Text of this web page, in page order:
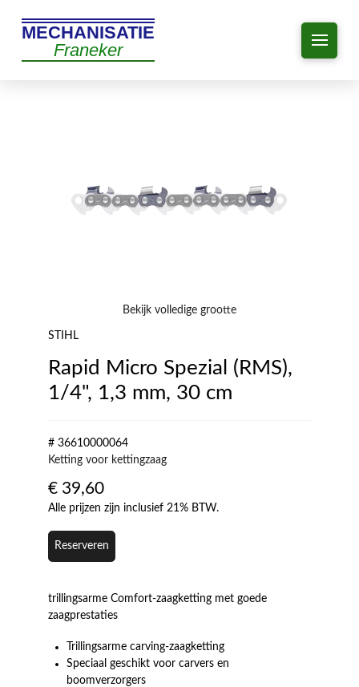
MECHANISATIE
Franeker
Bekijk volledige grootte
STIHL
Rapid Micro Spezial (RMS),
1/4", 1,3 mm, 30 cm
# 36610000064
Ketting voor kettingzaag
€ 39,60
Alle prijzen zijn inclusief 21% BTW.
Reserveren
trillingsarme Comfort-zaagketting met goede
zaagprestaties
Trillingsarme carving-zaagketting
Speciaal geschikt voor carvers en
boomverzorgers